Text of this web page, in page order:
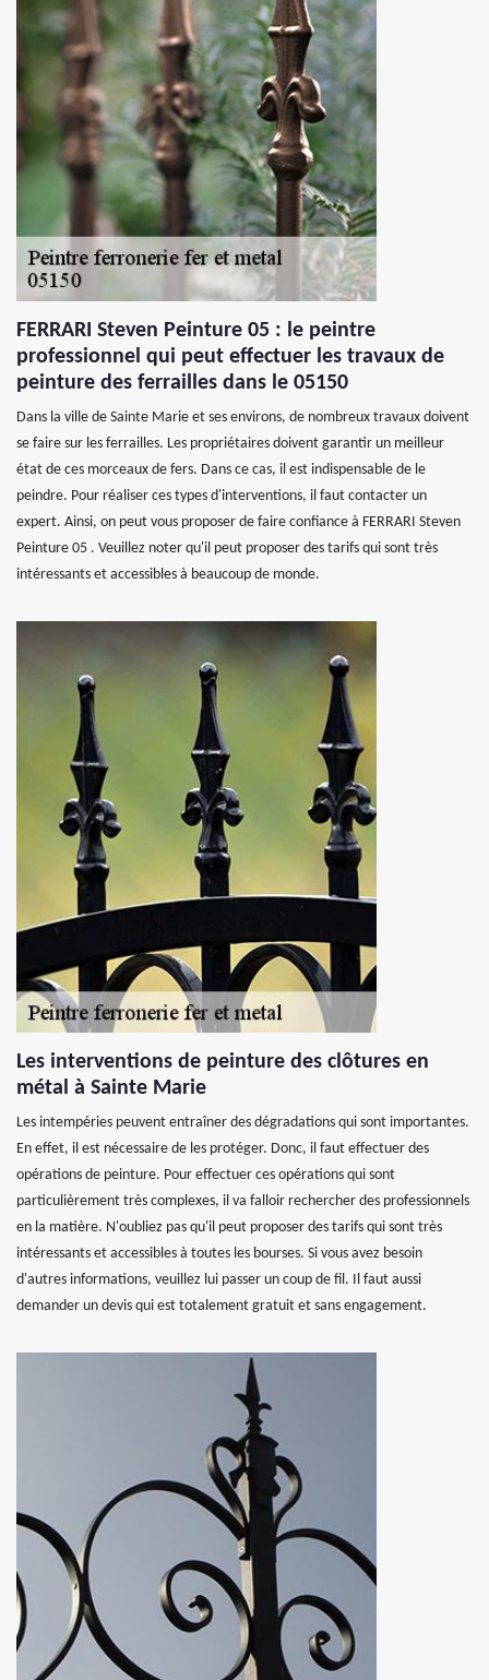
FERRARI Steven Peinture 05 : le peintre
professionnel qui peut effectuer les travaux de
peinture des ferrailles dans le 05150
Dans la ville de Sainte Marie et ses environs, de nombreux travaux doivent
se faire sur les ferrailles. Les propriétaires doivent garantir un meilleur
état de ces morceaux de fers. Dans ce cas, il est indispensable de le
peindre. Pour réaliser ces types d'interventions, il faut contacter un
expert. Ainsi, on peut vous proposer de faire confiance à FERRARI Steven
Peinture 05 . Veuillez noter qu'il peut proposer des tarifs qui sont très
intéressants et accessibles à beaucoup de monde.
Les interventions de peinture des clôtures en
métal à Sainte Marie
Les intempéries peuvent entraîner des dégradations qui sont importantes.
En effet, il est nécessaire de les protéger. Donc, il faut effectuer des
opérations de peinture. Pour effectuer ces opérations qui sont
particulièrement très complexes, il va falloir rechercher des professionnels
en la matière. N'oubliez pas qu'il peut proposer des tarifs qui sont très
intéressants et accessibles à toutes les bourses. Si vous avez besoin
d'autres informations, veuillez lui passer un coup de fil. Il faut aussi
demander un devis qui est totalement gratuit et sans engagement.